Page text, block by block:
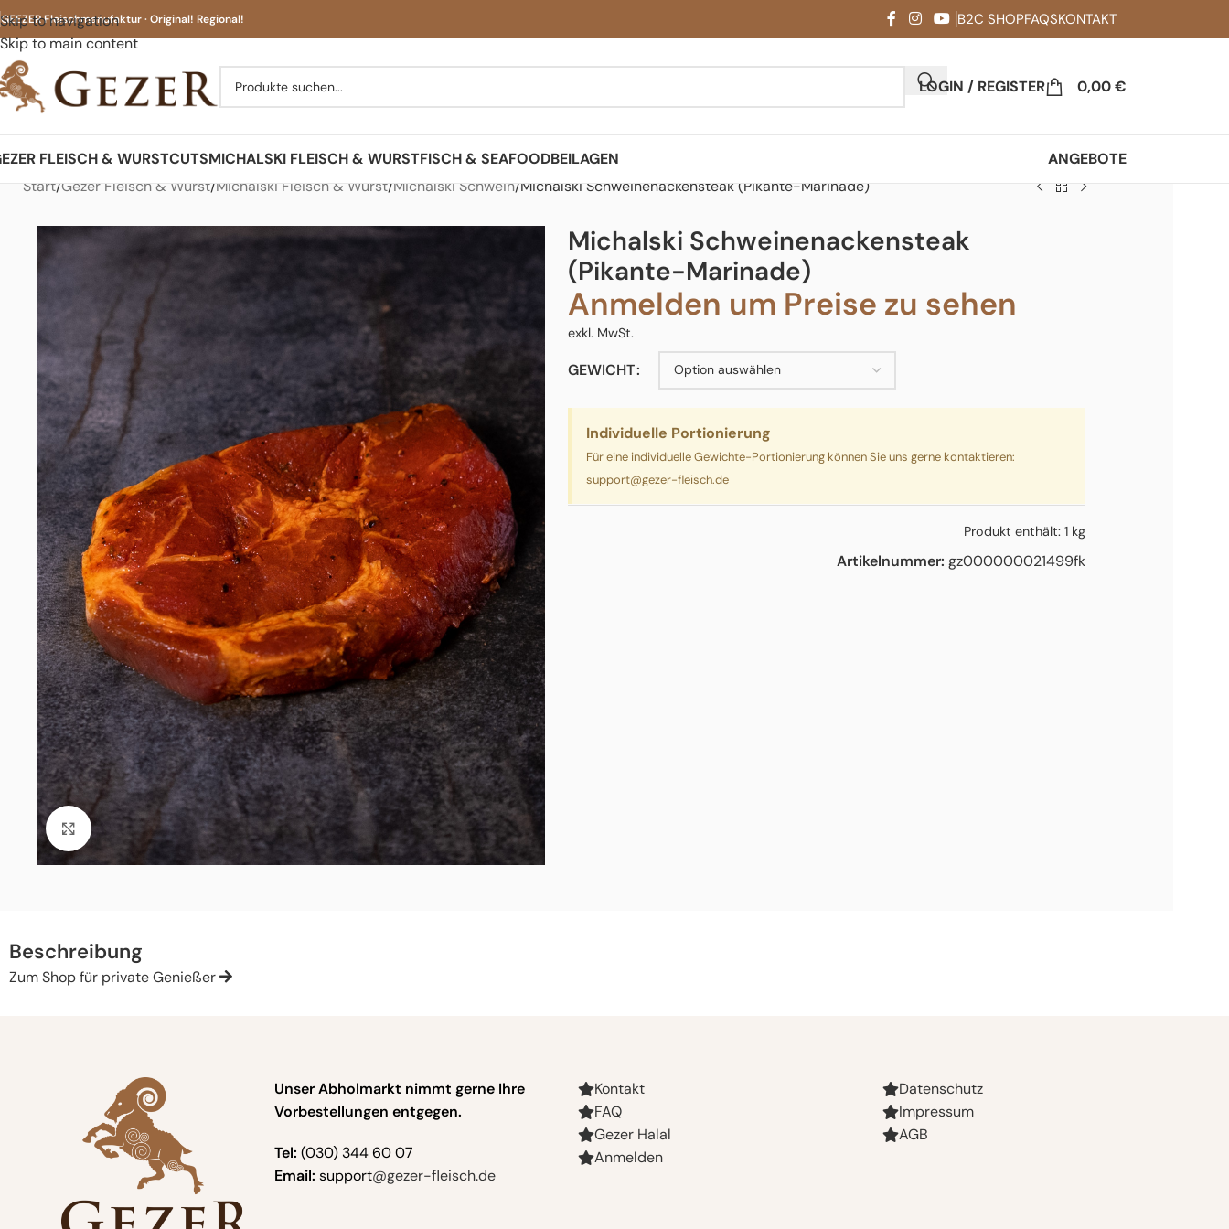
Skip to navigation
Skip to main content
GEEZER Fleischmanufaktur · Original! Regional! B2C SHOPFAQSKONTAKT
LOGIN / REGISTER 0,00€
FLEISCH & WURSTCUTSMICHALSKI FLEISCH & WURSTFISCH & SEAFOODBEILAGEN
ANGEBOTE
Start Gezer Fleisch & Wurst Michalski Fleisch & Wurst Michalski Schwein Michalski Schweinenackensteak (Pikante-Marinade)
Click to enlarge
Michalski Schweinenackensteak
(Pikante-Marinade)
Anmelden um Preise zu sehen
exkl. MwSt.
GEWICHT
Individuelle Portionierung
Für eine individuelle Gewichte-Portionierung können Sie uns gerne kontaktieren:
support@gezer-fleisch.de
Produkt enthält: 1 kg
Artikelnummer: gz000000021499fk
Beschreibung
Zum Shop für private Genießer
Unser Abholmarkt nimmt gerne Ihre
Vorbestellungen entgegen.
Tel: (030) 344 60 07
Email: support@gezer-fleisch.de
Kontakt
FAQ
Gezer Halal
Anmelden
Datenschutz
Impressum
AGB